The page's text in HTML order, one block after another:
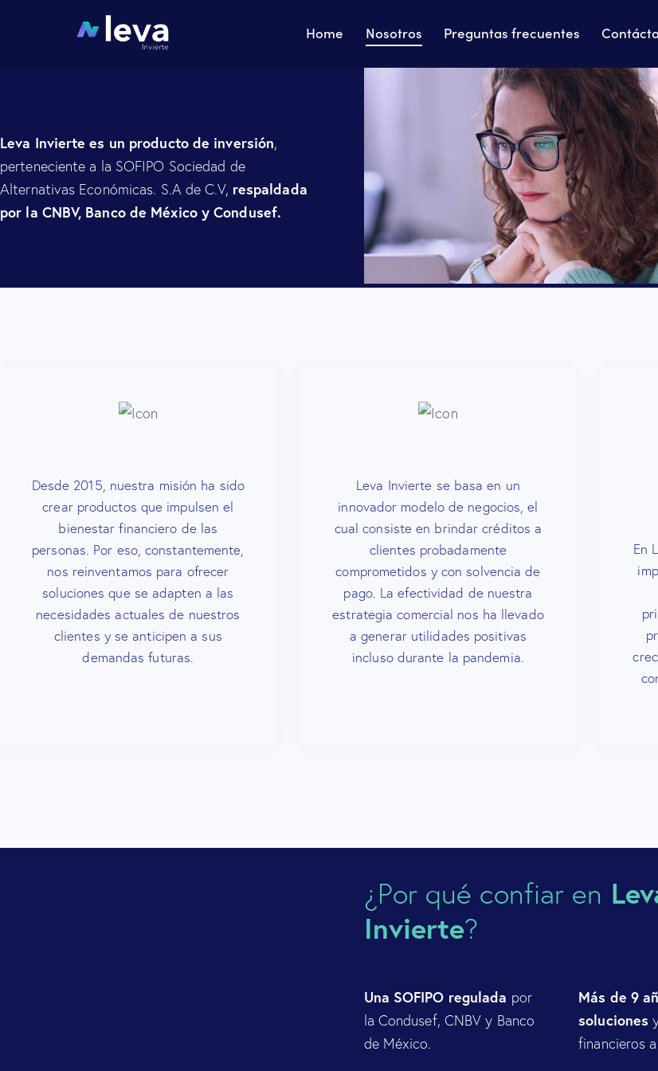
Home Nosotros Preguntas frecuentes
Nosotros Preguntas
Leva Invierte es un producto de inversión,
perteneciente a la SOFIPO Sociedad de
Alternativas Económicas. S.A de C.V, respaldada
por la CNBV, Banco de México y Condusef.
Desde 2015, nuestra misión ha sido
crear productos que impulsen el
bienestar financiero de las
personas. Por eso, constantemente,
nos reinventamos para ofrecer
soluciones que se adapten a las
necesidades actuales de nuestros
clientes y se anticipen a sus
demandas futuras.
Leva Invierte se basa en un
innovador modelo de negocios, el
cual consiste en brindar créditos a
clientes probadamente
comprometidos y con solvencia de
pago. La efectividad de nuestra
estrategia comercial nos ha llevado
a generar utilidades positivas
incluso durante la pandemia.
En
¿Por qué confiar en
Invierte?
Una SOFIPO regulada por
la Condusef, CNBV y Banco
de México.
Más de 9
soluciones
financieros